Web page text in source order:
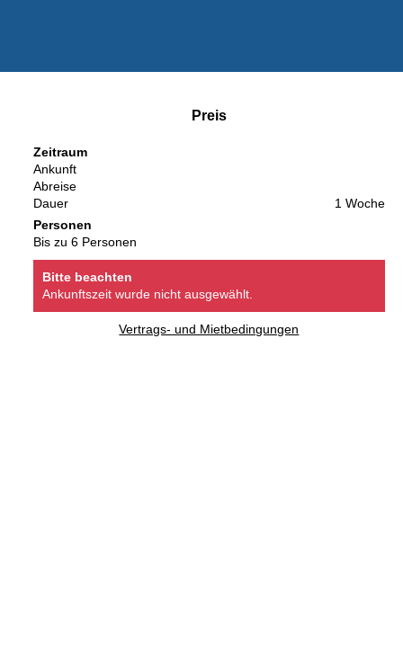
Preis
Zeitraum
Ankunft
Abreise
Dauer
1 Woche
Personen
Bis zu 6 Personen
Bitte beachten
Ankunftszeit wurde nicht ausgewählt.
Vertrags- und Mietbedingungen